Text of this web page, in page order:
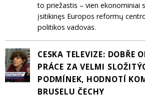
to priežastis – vien ekonominiai
įsitikinęs Europos reformų
politikos vadovas.
CESKA TELEVIZE: DOBŘE
PRÁCE ZA VELMI
PODMÍNEK, HODNOTÍ
BRUSELU ČECHY